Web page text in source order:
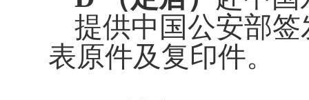
提供中国公安部
表原件及复印件。